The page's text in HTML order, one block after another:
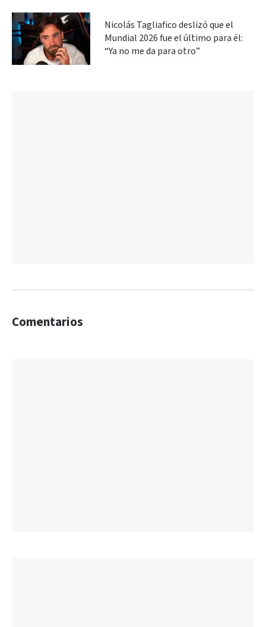
Nicolás Tagliafico deslizó que el
Mundial 2026 fue el último para él:
“Ya no me da para otro”
Comentarios